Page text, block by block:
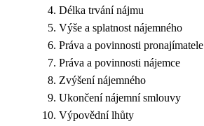
Délka trvání nájmu
Výše a splatnost nájemného
Práva a povinnosti pronajímatele
Práva a povinnosti nájemce
Zvýšení nájemného
Ukončení nájemní smlouvy
Výpovědní lhůty